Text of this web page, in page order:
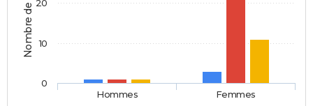
Hommes Femmes
0
10
20